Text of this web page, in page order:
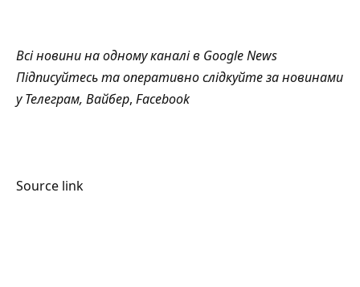
Всі новини на одному каналі в Google News
Підписуйтесь та оперативно слідкуйте за новинами
уТелеграм, Вайбер, Facebook
Source link